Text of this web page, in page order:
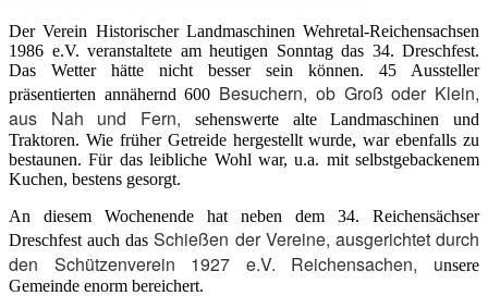
Der Verein Historischer Landmaschinen Wehretal-Reichensachsen
1986 e.V. veranstaltete am heutigen Sonntag das 34. Dreschfest.
Das Wetter hätte nicht besser sein können. 45 Aussteller
präsentierten annähernd 600 Besuchern, ob Groß oder Klein,
aus Nah und Fern,
sehenswerte alte Landmaschinen und
Traktoren. Wie früher Getreide hergestellt wurde, war ebenfalls zu
bestaunen. Für das leibliche Wohl war, u.a. mit selbstgebackenem
Kuchen, bestens gesorgt.
An diesem Wochenende hat neben dem 34. Reichensächser
Dreschfest auch das Schießen der Vereine, ausgerichtet durch
den Schützenverein 1927 e.V. Reichensachen, unsere
Gemeinde enorm bereichert.